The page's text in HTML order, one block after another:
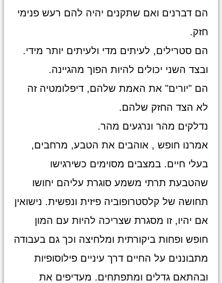
הם דברנים ואם שתקנים יהיה להם רעש פנימי
חזק.
הם סטרילים, לעיתים מדי ולעיתים יותר מידי.
ובצד השני יכולים להיות הפוך מהגיינה.
הם "יורים" את האמת שלהם, דיפלומטיה זה
לא הצד החזק שלהם.
נדלקים מהר ונרגעים מהר.
אמרנו חופש , אוהבים את הטבע, מרחבים,
בעלי חיים. במצבים מסוימים כשירגישו
שהטבעת תרתי משמע סוגרת עליהם יחושו
תחושה של קלסטרופוביה פיזית ונפשית. נישואין
אם יהיו, זו מסגרת שצריכה להיות עם המון
חופש ופחות ביקורתית ומלחיצה וכך גם בעבודה
מתבוננים על החיים דרך עיניים פילוסופיות
ובהתאם גדלים ומתפתחים. מעדיפים את